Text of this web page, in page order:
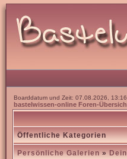
Boarddatum und Zeit: 07.08.2026, 13:16
bastelwissen-online Foren-
Öffentliche Kategorien
Persönliche Galerien»